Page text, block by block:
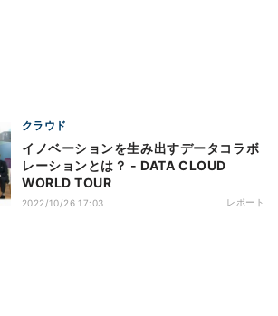
クラウド
イノベーションを生み出すデータコラボ
レーションとは？ - DATA CLOUD
WORLD TOUR
2022/10/26 17:03 レポート